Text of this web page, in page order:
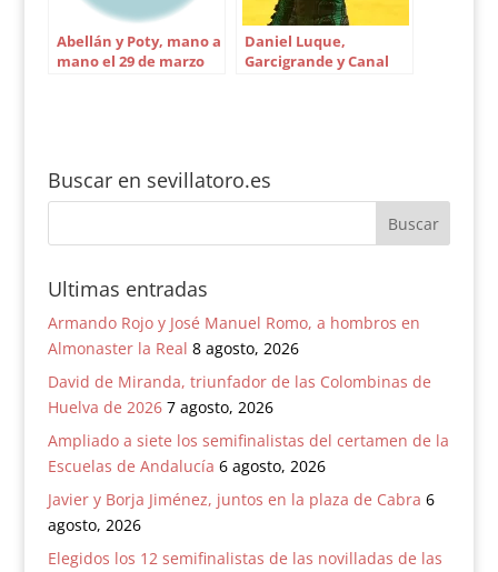
Abellán y Poty, mano a
mano el 29 de marzo
Daniel Luque,
Garcigrande y Canal
Buscar en sevillatoro.es
Ultimas entradas
Armando Rojo y José Manuel Romo, a hombros en
Almonaster la Real 8 agosto, 2026
David de Miranda, triunfador de las Colombinas de
Huelva de 2026 7 agosto, 2026
Ampliado a siete los semifinalistas del certamen de la
Escuelas de Andalucía 6 agosto, 2026
Javier y Borja Jiménez, juntos en la plaza de Cabra 6
agosto, 2026
Elegidos los 12 semifinalistas de las novilladas de las